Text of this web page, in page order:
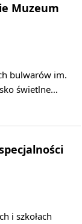
Muzeum
bulwarów im.
świetlne…
i szkołach